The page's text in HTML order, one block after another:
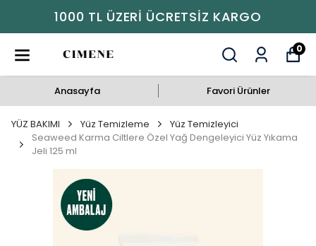
1000 TL ÜZERI ÜCRETSIZ KARGO
0
Anasayfa Favori Ürünler
YÜZ BAKIMI Yüz Temizleme
Yüz Temizleyici
Seaweed Karma Ciltlere Özel Yağ Dengeleyici Yüz Yıkama
Jeli 125 ml